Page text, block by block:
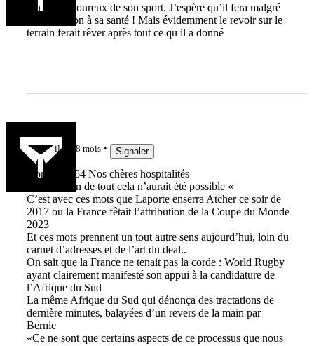
Un vrai amoureux de son sport. J’espère qu’il fera malgré
tout attention à sa santé ! Mais évidemment le revoir sur le
terrain ferait rêver après tout ce qu il a donné
il y a 8 mois Signaler
Hors sujet 64 Nos chères hospitalités
Sans toi rien de tout cela n’aurait été possible «
C’est avec ces mots que Laporte enserra Atcher ce soir de
2017 ou la France fêtait l’attribution de la Coupe du Monde
2023
Et ces mots prennent un tout autre sens aujourd’hui, loin du
carnet d’adresses et de l’art du deal..
On sait que la France ne tenait pas la corde : World Rugby
ayant clairement manifesté son appui à la candidature de
l’Afrique du Sud
La même Afrique du Sud qui dénonça des tractations de
dernière minutes, balayées d’un revers de la main par
Bernie
«Ce ne sont que certains aspects de ce processus que nous